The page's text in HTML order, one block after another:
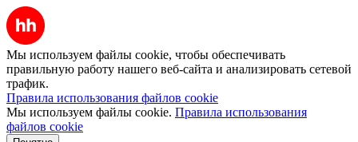
Мы используем файлы cookie, чтобы обеспечивать
правильную работу нашего веб-сайта и анализировать сетевой
трафик.
Правила использования файлов cookie
Мы используем файлы cookie. Правила использования
файлов cookie